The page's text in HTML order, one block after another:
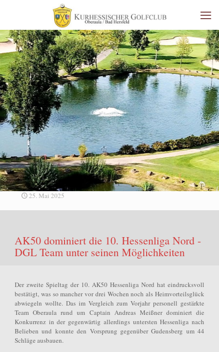
25. Mai 2025
AK50 dominiert die 10. Hessenliga Nord -
DGL Team unter seinen Möglichkeiten
Der zweite Spieltag der 10. AK50 Hessenliga Nord hat eindrucksvoll
bestätigt, was so mancher vor drei Wochen noch als Heimvorteilsglück
abwiegeln wollte. Das im Vergleich zum Vorjahr personell gestärkte
Team Oberaula rund um Captain Andreas Meißner dominiert die
Konkurrenz in der gegenwärtig allerdings untersten Hessenliga nach
Belieben und konnte den Vorsprung gegenüber Gudensberg um 44
Schläge ausbauen.